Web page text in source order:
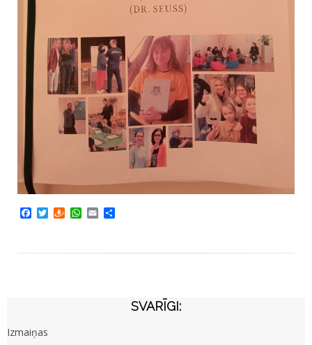
Facebook
TwitterDraugiem
WhatsApp
Email
SVARĪGI:
Izmaiņas